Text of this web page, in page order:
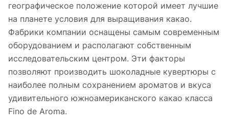
географическое положение которой имеет лучшие
на планете условия для выращивания какао.
Фабрики компании оснащены самым современным
оборудованием и располагают собственным
исследовательским центром. Эти факторы
позволяют производить шоколадные кувертюры с
наиболее полным сохранением ароматов и вкуса
удивительного южноамериканского какао класса
Fino de Aroma.